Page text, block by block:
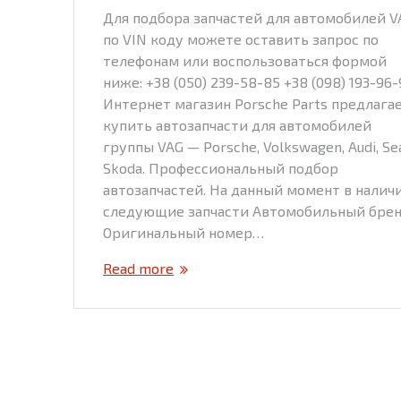
Для подбора запчастей для автомобилей
по VIN коду можете оставить запрос по
телефонам или воспользоваться формой
ниже: +38 (050) 239-58-85 +38 (098) 193-96-
Интернет магазин Porsche Parts
купить автозапчасти для автомобилей
группы VAG — Porsche, Volkswagen, Audi,
Skoda. Профессиональный подбор
автозапчастей. На данный момент в
следующие запчасти Автомобильный
Оригинальный номер…
Read more